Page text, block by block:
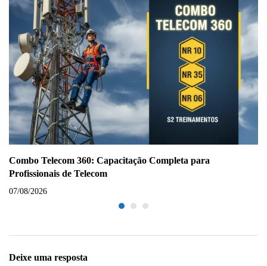
Combo Telecom 360: Capacitação Completa para
Profissionais de Telecom
07/08/2026
Deixe uma resposta